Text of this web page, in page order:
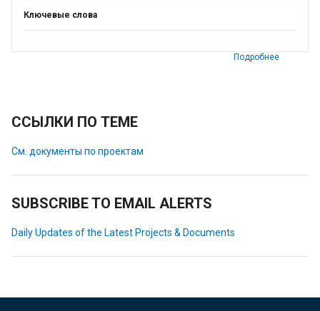
Ключевые слова
Подробнее
ССЫЛКИ ПО ТЕМЕ
См. документы по проектам
SUBSCRIBE TO EMAIL ALERTS
Daily Updates of the Latest Projects & Documents